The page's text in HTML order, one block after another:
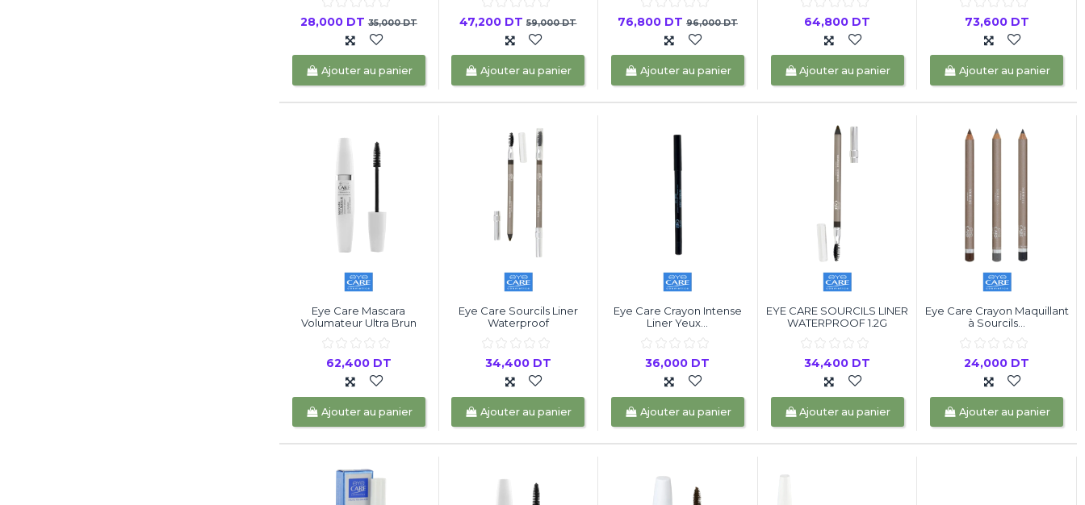
28,000 DT35,000 DT
Ajouter au panier
47,200 DT59,000 DT
Ajouter au panier
76,800 DT 96,000 DT
Ajouter au panier
64,800 DT
Ajouter au panier
73,600 DT
Ajouter au panier
Eye Care Mascara
Volumateur Ultra Brun
62,400 DT
Ajouter au panier
Eye Care Sourcils Liner
Waterproof
34,400 DT
Ajouter au panier
Eye Care Crayon Intense
Liner Yeux...
36,000 DT
Ajouter au panier
EYE CARE SOURCILS LINER
WATERPROOF 1.2G
34,400 DT
Ajouter au panier
Eye Care Crayon Maquillant
à Sourcils...
24,000 DT
Ajouter au panier